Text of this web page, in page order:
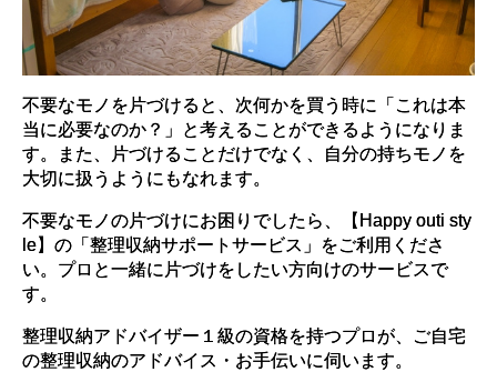
不要なモノを片づけると、次何かを買う時に「これは本
当に必要なのか？」と考えることができるようになりま
す。また、片づけることだけでなく、自分の持ちモノを
大切に扱うようにもなれます。
不要なモノの片づけにお困りでしたら、【Happy outi sty
le】の「整理収納サポートサービス」をご利用くださ
い。プロと一緒に片づけをしたい方向けのサービスで
す。
整理収納アドバイザー１級の資格を持つプロが、ご自宅
の整理収納のアドバイス・お手伝いに伺います。